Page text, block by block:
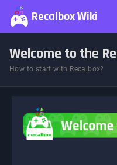
Recalbox Wiki
Welcome to the
How to start with Recalbox?